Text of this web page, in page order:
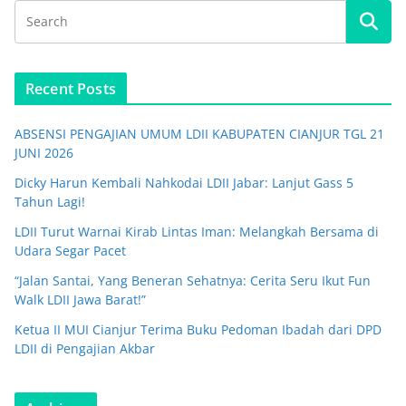
Recent Posts
ABSENSI PENGAJIAN UMUM LDII KABUPATEN CIANJUR TGL 21
JUNI 2026
Dicky Harun Kembali Nahkodai LDII Jabar: Lanjut Gass 5
Tahun Lagi!
LDII Turut Warnai Kirab Lintas Iman: Melangkah Bersama di
Udara Segar Pacet
“Jalan Santai, Yang Beneran Sehatnya: Cerita Seru Ikut Fun
Walk LDII Jawa Barat!”
Ketua II MUI Cianjur Terima Buku Pedoman Ibadah dari DPD
LDII di Pengajian Akbar